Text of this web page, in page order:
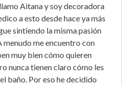
Aitana y soy decoradora
a esto desde hace ya más
sintiendo la misma pasión
me encuentro con
muy bien cómo quieren
nunca tienen claro cómo les
baño. Por eso he decidido